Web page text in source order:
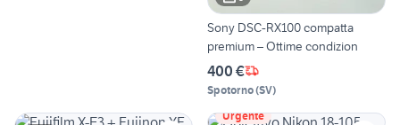
Sony DSC-RX100 compatta
premium – Ottime condizion
400 €
Spotorno(SV)
Urgente